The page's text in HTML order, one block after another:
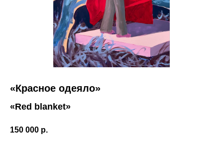
«Красное одеяло»
«Red blanket»
150 000 р.